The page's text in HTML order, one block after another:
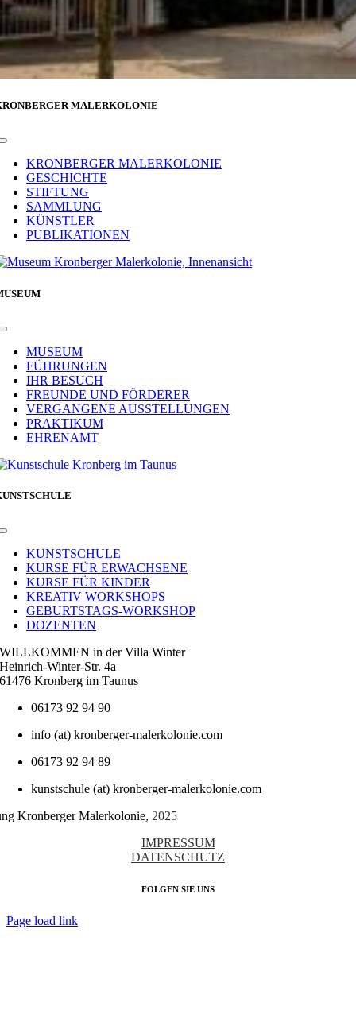
MALERKOLONIE
Toggle
NavigationKRONBERGER MALERKOLONIE
GESCHICHTE
STIFTUNG
SAMMLUNG
KÜNSTLER
PUBLIKATIONEN
Toggle
NavigationMUSEUM
FÜHRUNGEN
IHR BESUCH
FREUNDE UND FÖRDERER
VERGANGENE AUSSTELLUNGEN
PRAKTIKUM
EHRENAMT
Toggle
NavigationKUNSTSCHULE
KURSE FÜR ERWACHSENE
KURSE FÜR KINDER
KREATIV WORKSHOPS
GEBURTSTAGS-WORKSHOP
DOZENTEN
WILLKOMMEN in der Villa Winter
Heinrich-Winter-Str. 4a
61476 Kronberg im Taunus
06173 92 94 90
info (at) kronberger-malerkolonie.com
06173 92 94 89
kunstschule (at) kronberger-malerkolonie.com
Kronberger Malerkolonie, 2025
IMPRESSUM
DATENSCHUTZ
FOLGEN SIE UNS
Page load link